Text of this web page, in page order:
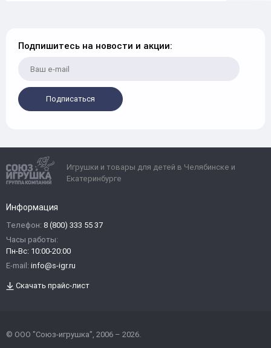
Подпишитесь на новости и акции:
Подписаться
Игрушки и товары для детей в Челябинске и
Екатеринбурге
Информация
Телефон: 8 (800) 333 55 37
Часы работы:
Пн-Вс: 10:00-20:00
E-mail: info@s-igr.ru
Скачать прайс-лист
© ООО "Союз-игрушка", 2006 – 2026.